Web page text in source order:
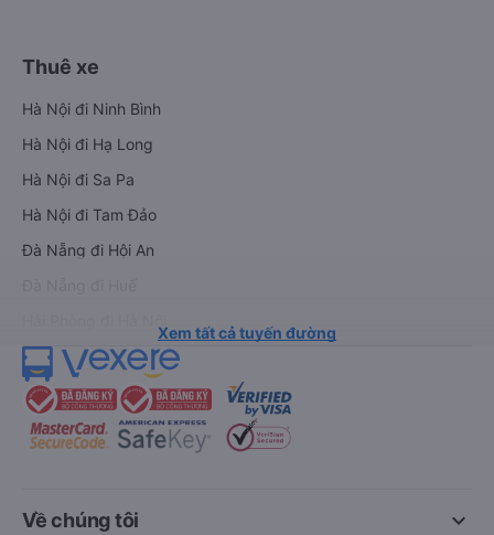
Thuê xe
Hà Nội đi Ninh Bình
Hà Nội đi Hạ Long
Hà Nội đi Sa Pa
Hà Nội đi Tam Đảo
Đà Nẵng đi Hội An
Xem tất cả tuyến đường
keyboard_arrow_down
Về chúng tôi